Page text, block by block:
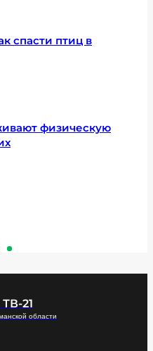
спасти птиц в
физическую
21
области